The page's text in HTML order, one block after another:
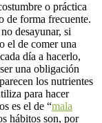
o práctica
de forma frecuente.
desayunar, si
el de comer una
día a hacerlo,
una obligación
los nutrientes
para hacer
es el de “mala
hábitos son, por